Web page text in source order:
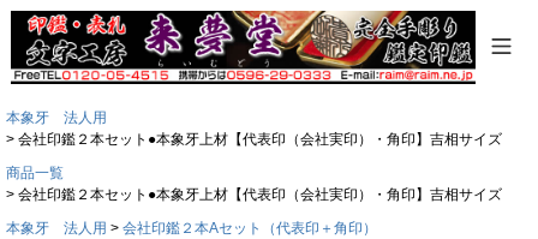
本象牙 法人用
会社印鑑２本セット●本象牙上材【代表印（会社実印）・角印】吉相サイズ
商品一覧
会社印鑑２本セット●本象牙上材【代表印（会社実印）・角印】吉相サイズ
本象牙 法人用
会社印鑑２本Aセット（代表印＋角印）